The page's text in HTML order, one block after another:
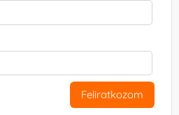
Feliratkozom